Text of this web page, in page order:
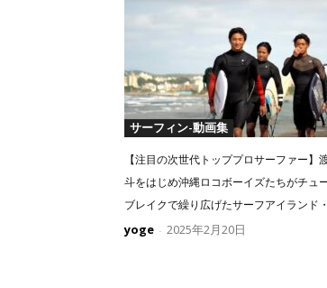
サーフィン-動画集
【注目の次世代トッププロサーファー】
斗をはじめ沖縄ロコボーイズたちがチュ
ブレイクで繰り広げたサーフアイランド
yoge - 2025年2月20日